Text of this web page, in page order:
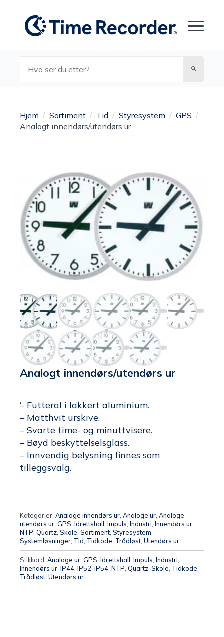
Hjem Sortiment Tid Styresystem
GPS
Analogt innendørs/utendørs ur
Analogt innendørs/utendørs ur
‘- Futteral i lakkert aluminium.
– Matthvit urskive.
– Svarte time- og minuttvisere.
– Bøyd beskyttelselsglass.
– Innvendig belysning finnes som
tilleggsvalg.
Kategorier: Analoge innendørs ur Analoge ur Analoge
utendørs ur GPS Idrettshall Impuls Industri Innendørs ur
NTP Quartz Skole Sortiment Styresystem
Systemløsninger Tid Tidkode Trådløst Utendørs ur
Stikkord: Analoge ur GPS Idrettshall Impuls Industri
Innendørs ur IP44 IP52 IP54 NTP Quartz Skole Tidkode
Trådløst Utendørs ur